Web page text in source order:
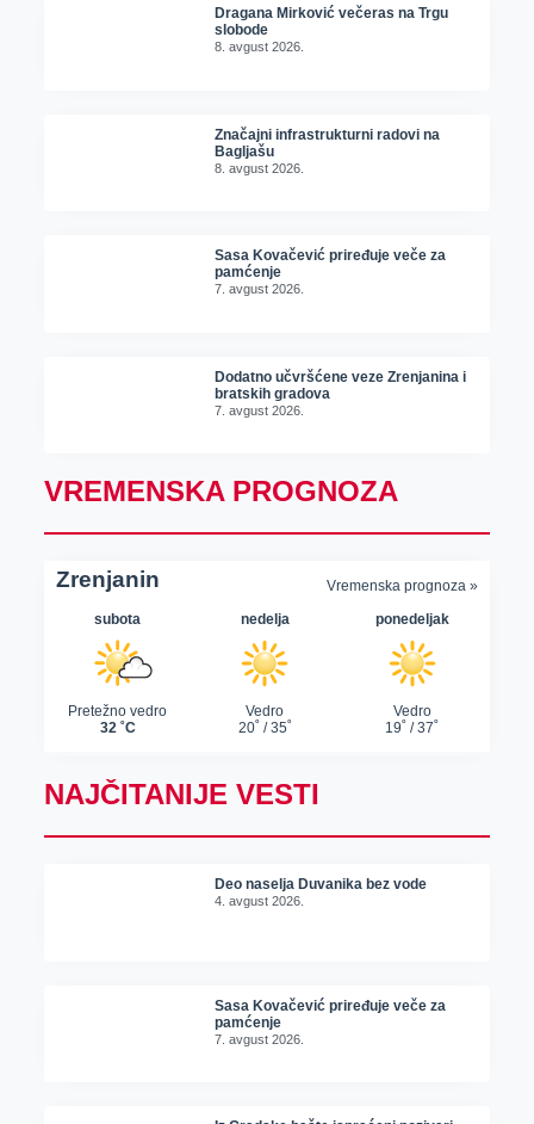
Dragana Mirković večeras na Trgu
slobode
8. avgust 2026.
Značajni infrastrukturni radovi na
Bagljašu
8. avgust 2026.
Sasa Kovačević priređuje veče za
pamćenje
7. avgust 2026.
Dodatno učvršćene veze Zrenjanina i
bratskih gradova
7. avgust 2026.
VREMENSKA PROGNOZA
NAJČITANIJE VESTI
Deo naselja Duvanika bez vode
4. avgust 2026.
Sasa Kovačević priređuje veče za
pamćenje
7. avgust 2026.